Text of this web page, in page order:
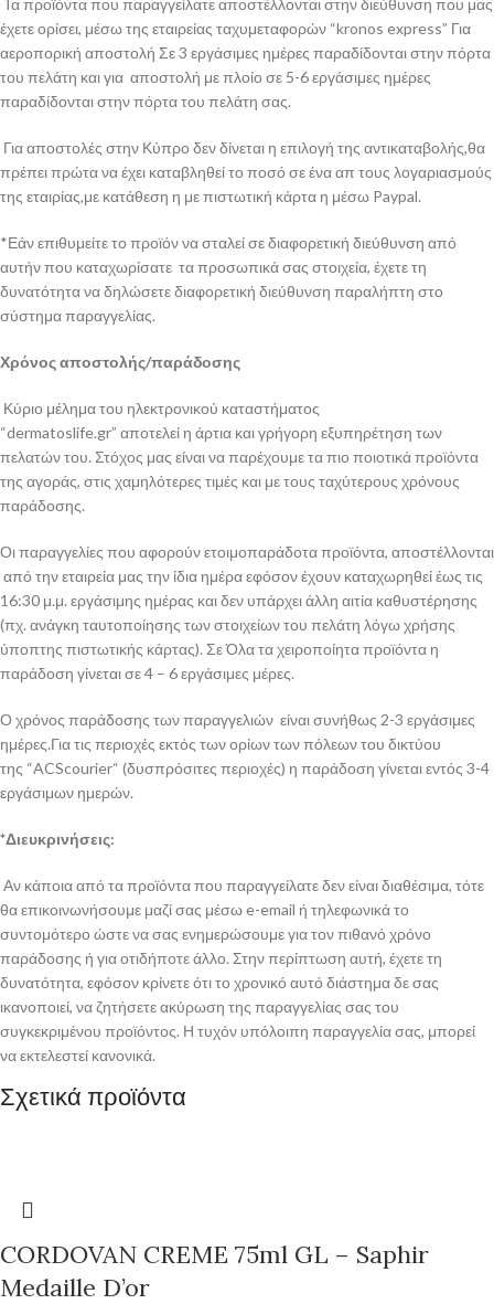
έχετε ορίσει, μέσω της εταιρείας ταχυμεταφορών “kronos express” Για
αεροπορική αποστολή Σε 3 εργάσιμες ημέρες παραδίδονται στην πόρτα
του πελάτη και για αποστολή με πλοίο σε 5-6 εργάσιμες ημέρες
παραδίδονται στην πόρτα του πελάτη σας.
Για αποστολές στην Κύπρο δεν δίνεται η επιλογή της αντικαταβολής,θα
πρέπει πρώτα να έχει καταβληθεί το ποσό σε ένα απ τους λογαριασμούς
της εταιρίας,με κατάθεση η με πιστωτική κάρτα η μέσω Paypal.
*Εάν επιθυμείτε το προϊόν να σταλεί σε διαφορετική διεύθυνση από
αυτήν που καταχωρίσατε τα προσωπικά σας στοιχεία, έχετε τη
δυνατότητα να δηλώσετε διαφορετική διεύθυνση παραλήπτη στο
σύστημα παραγγελίας.
Χρόνος αποστολής/παράδοσης
Κύριο μέλημα του ηλεκτρονικού καταστήματος
“dermatoslife.gr” αποτελεί η άρτια και γρήγορη εξυπηρέτηση των
πελατών του. Στόχος μας είναι να παρέχουμε τα πιο ποιοτικά προϊόντα
της αγοράς, στις χαμηλότερες τιμές και με τους ταχύτερους χρόνους
παράδοσης.
Οι παραγγελίες που αφορούν ετοιμοπαράδοτα προϊόντα, αποστέλλονται
από την εταιρεία μας την ίδια ημέρα εφόσον έχουν καταχωρηθεί έως τις
16:30 μ.μ. εργάσιμης ημέρας και δεν υπάρχει άλλη αιτία καθυστέρησης
(πχ. ανάγκη ταυτοποίησης των στοιχείων του πελάτη λόγω χρήσης
ύποπτης πιστωτικής κάρτας). Σε Όλα τα χειροποίητα προϊόντα η
παράδοση γίνεται σε 4 – 6 εργάσιμες μέρες.
Ο χρόνος παράδοσης των παραγγελιών είναι συνήθως 2-3 εργάσιμες
ημέρες.Για τις περιοχές εκτός των ορίων των πόλεων του δικτύου
της “ACScourier“ (δυσπρόσιτες περιοχές) η παράδοση γίνεται εντός 3-4
εργάσιμων ημερών.
*Διευκρινήσεις:
Αν κάποια από τα προϊόντα που παραγγείλατε δεν είναι διαθέσιμα, τότε
θα επικοινωνήσουμε μαζί σας μέσω e-email ή τηλεφωνικά το
συντομότερο ώστε να σας ενημερώσουμε για τον πιθανό χρόνο
παράδοσης ή για οτιδήποτε άλλο. Στην περίπτωση αυτή, έχετε τη
δυνατότητα, εφόσον κρίνετε ότι το χρονικό αυτό διάστημα δε σας
ικανοποιεί, να ζητήσετε ακύρωση της παραγγελίας σας του
συγκεκριμένου προϊόντος. Η τυχόν υπόλοιπη παραγγελία σας, μπορεί
να εκτελεστεί κανονικά.
Σχετικά προϊόντα
CORDOVAN CREME 75ml GL – Saphir
Medaille D’or